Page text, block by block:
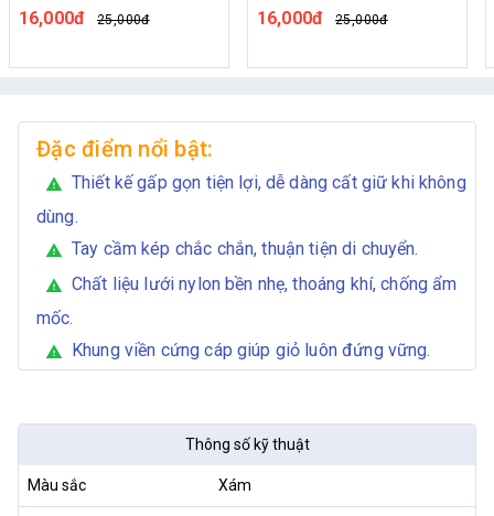
quạt - Hồng
16,000đ 25,000đ
quạt - Tím
16,000đ 25,000đ
Đặc điểm nổi bật:
warning
Thiết kế gấp gọn tiện lợi, dễ dàng cất giữ khi không
dùng.
warning Tay cầm kép chắc chắn, thuận tiện di chuyển.
warning
Chất liệu lưới nylon bền nhẹ, thoáng khí, chống ẩm
mốc.
warning Khung viền cứng cáp giúp giỏ luôn đứng vững.
Thông số kỹ thuật
Màu sắc Xám